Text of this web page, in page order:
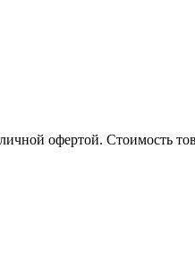
офертой. Стоимость